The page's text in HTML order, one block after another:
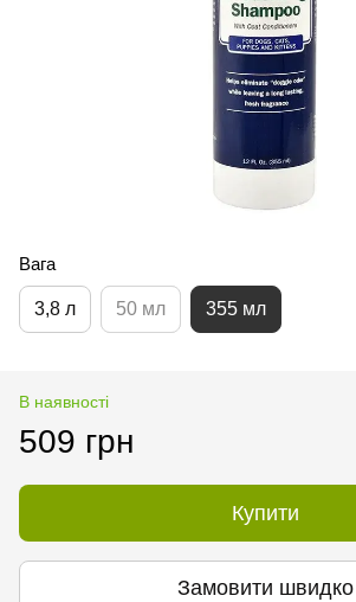
Вага
3,8 л 50 мл 355 мл
В наявності
509 грн
Купити
Замовити швидко